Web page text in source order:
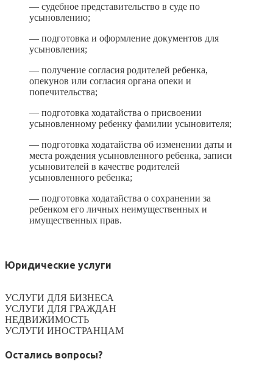
— судебное представительство в суде по
усыновлению;
— подготовка и оформление документов для
усыновления;
— получение согласия родителей ребенка,
опекунов или согласия органа опеки и
попечительства;
— подготовка ходатайства о присвоении
усыновленному ребенку фамилии усыновителя;
— подготовка ходатайства об изменении даты и
места рождения усыновленного ребенка, записи
усыновителей в качестве родителей
усыновленного ребенка;
— подготовка ходатайства о сохранении за
ребенком его личных неимущественных и
имущественных прав.
Юридические услуги
УСЛУГИ ДЛЯ БИЗНЕСА
УСЛУГИ ДЛЯ ГРАЖДАН
НЕДВИЖИМОСТЬ
УСЛУГИ ИНОСТРАНЦАМ
Остались вопросы?